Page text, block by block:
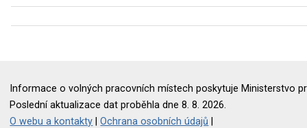
Informace o volných pracovních místech poskytuje Ministerstvo
Poslední aktualizace dat proběhla dne 8. 8. 2026.
O webu a kontakty |Ochrana osobních údajů